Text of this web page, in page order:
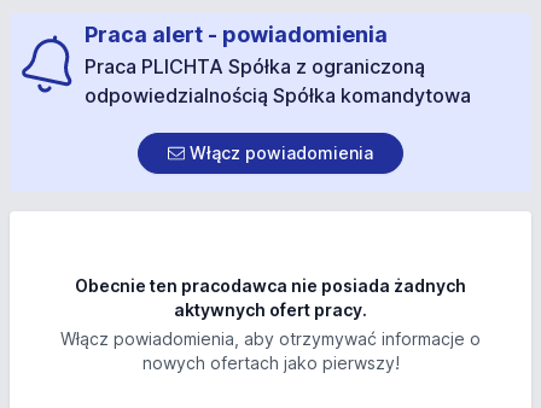
Praca alert - powiadomienia
Praca PLICHTA Spółka z ograniczoną
odpowiedzialnością Spółka komandytowa
Włącz powiadomienia
Obecnie ten pracodawca nie posiada żadnych
aktywnych ofert pracy.
Włącz powiadomienia, aby otrzymywać informacje o
nowych ofertach jako pierwszy!